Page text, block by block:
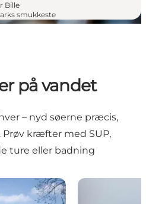
Bille
smukkeste
på vandet
– nyd søerne præcis,
Prøv kræfter med SUP,
ture eller badning
Isfuglesafari